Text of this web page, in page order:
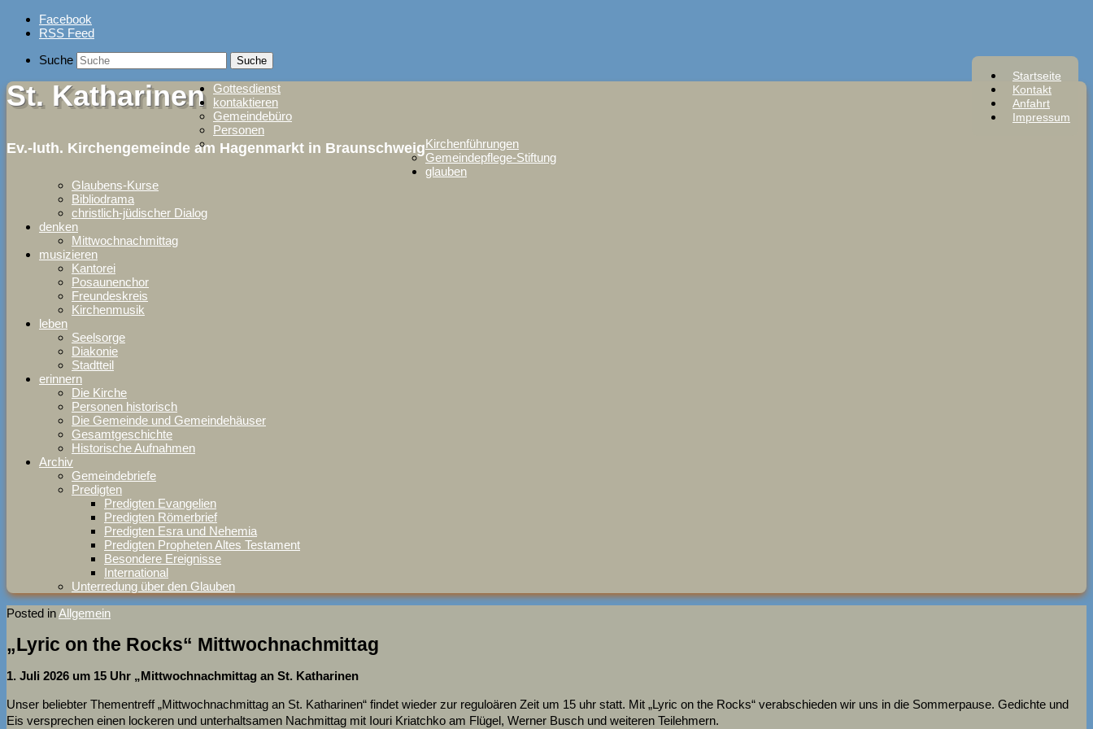
Skip
Facebook
RSS Feed
Startseite
Kontakt
Anfahrt
Impressum
Suche
St. Katharinen
Ev.-luth. Kirchengemeinde am Hagenmarkt in Braunschweig
Gottesdienst
kontaktieren
Gemeindebüro
Personen
Kirchenführungen
Gemeindepflege-Stiftung
glauben
Glaubens-Kurse
Bibliodrama
christlich-jüdischer Dialog
denken
Mittwochnachmittag
musizieren
Kantorei
Posaunenchor
Freundeskreis
Kirchenmusik
leben
Seelsorge
Diakonie
Stadtteil
erinnern
Die Kirche
Personen historisch
Die Gemeinde und Gemeindehäuser
Gesamtgeschichte
Historische Aufnahmen
Archiv
Gemeindebriefe
Predigten
Predigten Evangelien
Predigten Römerbrief
Predigten Esra und Nehemia
Predigten Propheten Altes Testament
Besondere Ereignisse
International
Unterredung über den Glauben
Posted inAllgemein
„Lyric on the Rocks“ Mittwochnachmittag
1. Juli 2026 um 15 Uhr „Mittwochnachmittag an St. Katharinen
Unser beliebter Thementreff „Mittwochnachmittag an St. Katharinen“ findet wieder zur reguloären Zeit um 15 uhr statt. Mit „Lyric on the Rocks“ verabschieden wir uns in die Sommerpause. Gedichte und
Eis versprechen einen lockeren und unterhaltsamen Nachmittag mit Iouri Kriatchko am Flügel, Werner Busch und weiteren Teilehmern.